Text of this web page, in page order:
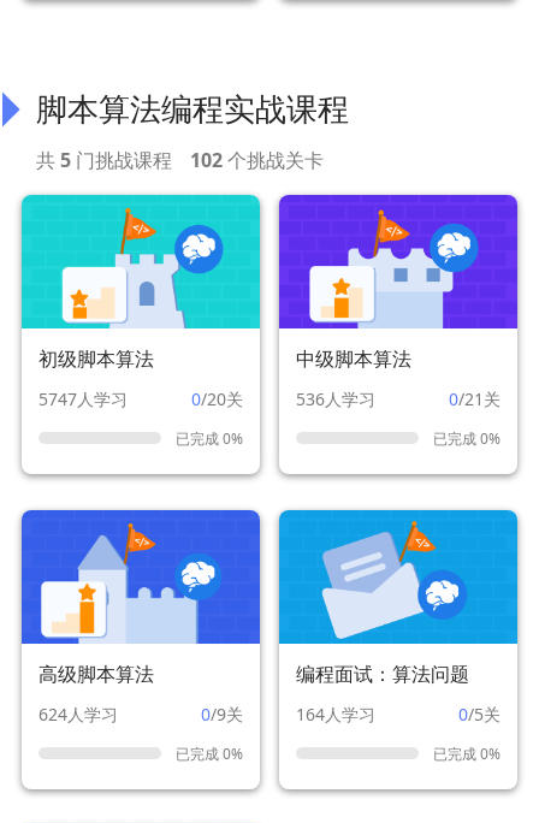
脚本算法编程实战课程
共5 门挑战课程 102个挑战关卡
初级脚本算法
5747人学习 0/20关
已完成 0%
中级脚本算法
536人学习 0/21关
已完成 0%
高级脚本算法
624人学习 0/9关
已完成 0%
编程面试：算法问题
164人学习 0/5关
已完成 0%